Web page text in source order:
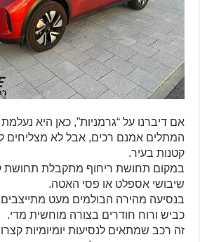
אם דיברנו על “גרמניות”, כאן היא נעלמת
המתלים אמנם רכים, אבל לא מצליחים
קטנות בעיר.
במקום תחושת ריחוף מתקבלת תחושת
שיבושי אספלט או פסי האטה.
בנסיעה מהירה הבולמים מעט מתייצבים,
כביש ורוח חודרים בצורה מוחשית מדי.
זה רכב שמתאים לנסיעות יומיומיות